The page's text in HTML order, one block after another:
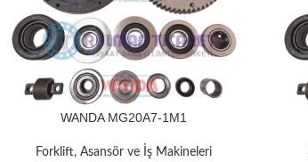
WANDA MG20A7-1M1
Forklift, Asansör ve İş Makineleri